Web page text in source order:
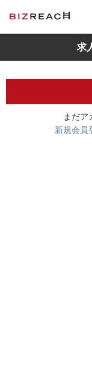
求
まだア
新規会員